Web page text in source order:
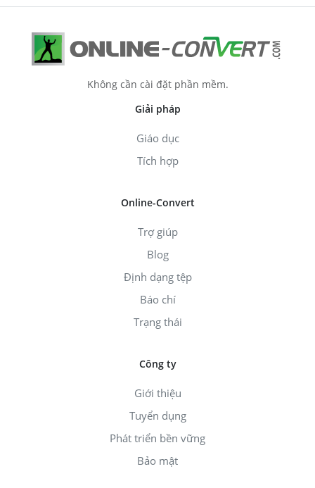
Không cần cài đặt phần mềm.
Giải pháp
Giáo dục
Tích hợp
Online-Convert
Trợ giúp
Blog
Định dạng tệp
Báo chí
Trạng thái
Công ty
Giới thiệu
Tuyển dụng
Phát triển bền vững
Bảo mật